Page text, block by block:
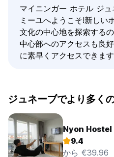
マイニンガー ホテル ジ
ミーユへようこそ!新しい
文化の中心地を探索する
中心部へのアクセスも良
に素早くアクセスできます
ジュネーブでより多く
Nyon Hostel
9.4
から €39.96